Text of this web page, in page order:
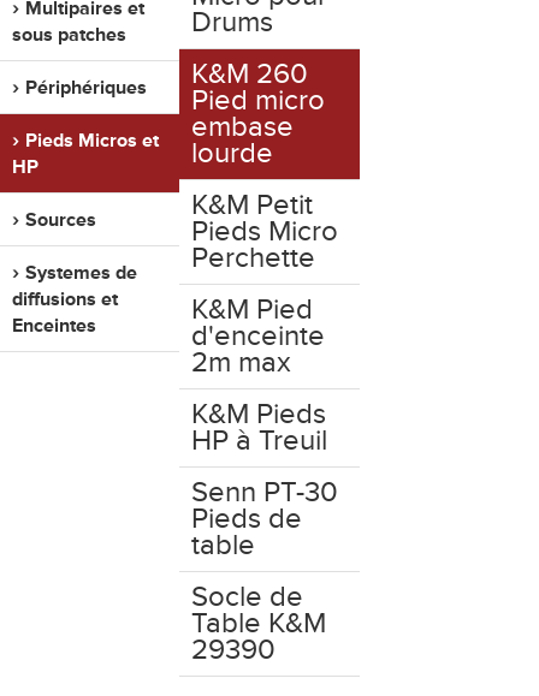
Multipaires et
sous patches
Périphériques
Pieds Micros et
HP
Sources
Systemes de
diffusions et
Enceintes
Drums
K&M 260
Pied micro
embase
lourde
K&M Petit
Pieds Micro
Perchette
K&M Pied
d'enceinte
2m max
K&M Pieds
HP à Treuil
Senn PT-30
Pieds de
table
Socle de
Table K&M
29390